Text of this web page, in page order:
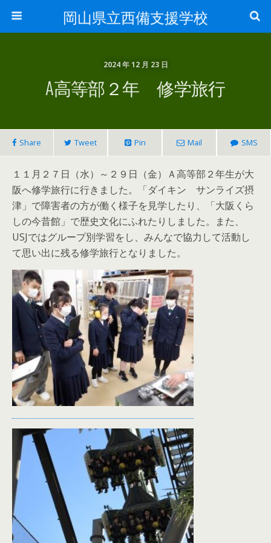
岡山県立西備支援学校
2024 年 12 月 23 日
A高等部２年 修学旅行
Share Tweet Pin Mail SMS
１１月２７日（水）～２９日（金）Ａ高等部２年生が大
阪へ修学旅行に行きました。「ダイキン サンライズ摂
津」で障害者の方が働く様子を見学したり、「大阪くら
しの今昔館」で歴史文化にふれたりしました。また、
USJではグループ別学習をし、みんなで協力して活動し
て思い出に残る修学旅行となりました。